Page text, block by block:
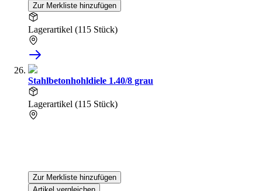
Zur Merkliste hinzufügen
Lagerartikel (115 Stück)
Stahlbetonhohldiele 1.40/8 grau
Lagerartikel (115 Stück)
Zur Merkliste hinzufügen